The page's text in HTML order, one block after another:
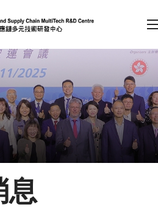
回车键）
会员登录
A A EN 繁 简
息